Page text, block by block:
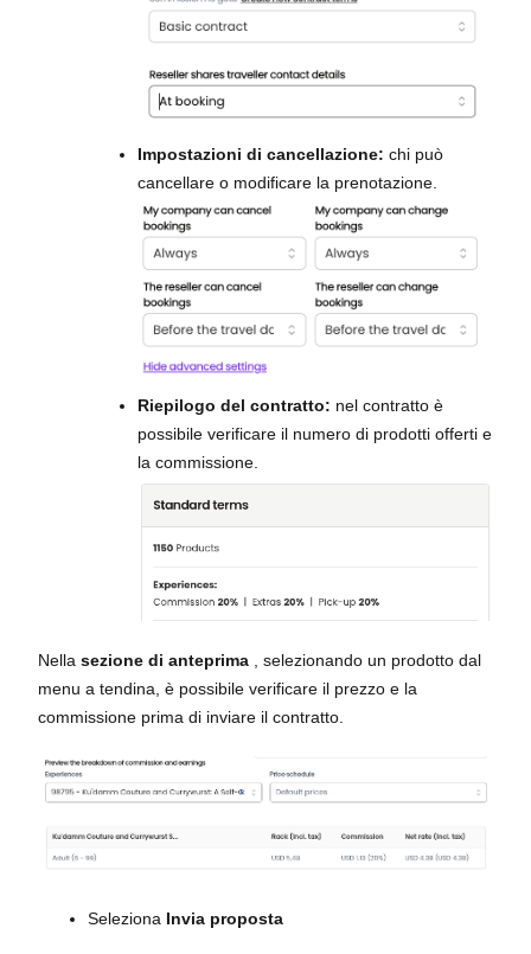
Impostazioni di cancellazione: chi può
cancellare o modificare la prenotazione.
Riepilogo del contratto: nel contratto è
possibile verificare il numero di prodotti offerti e
la commissione.
Nella sezione di anteprima , selezionando un prodotto dal
menu a tendina, è possibile verificare il prezzo e la
commissione prima di inviare il contratto.
Seleziona Invia proposta